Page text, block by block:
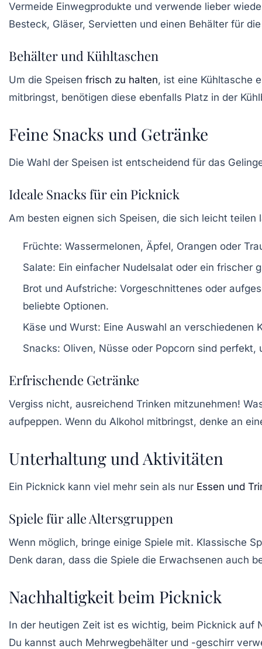
Vermeide Einwegprodukte und verwende lieber
Besteck, Gläser, Servietten und einen Behälter für
Behälter und Kühltaschen
Um die Speisen frisch zu halten, ist eine Kühltasche
mitbringst, benötigen diese ebenfalls Platz in der
Feine Snacks und Getränke
Die Wahl der Speisen ist entscheidend für das
Ideale Snacks für ein Picknick
Am besten eignen sich Speisen, die sich leicht teilen
Früchte: Wassermelonen, Äpfel, Orangen oder
Salate: Ein einfacher Nudelsalat oder ein frischer
Brot und Aufstriche: Vorgeschnittenes oder
beliebte Optionen.
Käse und Wurst: Eine Auswahl an verschiedenen
Snacks: Oliven, Nüsse oder Popcorn sind
Erfrischende Getränke
Vergiss nicht, ausreichend Trinken mitzunehmen!
aufpeppen. Wenn du Alkohol mitbringst, denke an
Unterhaltung und Aktivitäten
Ein Picknick kann viel mehr sein als nur Essen und
Spiele für alle Altersgruppen
Wenn möglich, bringe einige Spiele mit. Klassische
Denk daran, dass die Spiele die Erwachsenen auch
Nachhaltigkeit beim Picknick
In der heutigen Zeit ist es wichtig, beim Picknick auf
Du kannst auch Mehrwegbehälter und -geschirr